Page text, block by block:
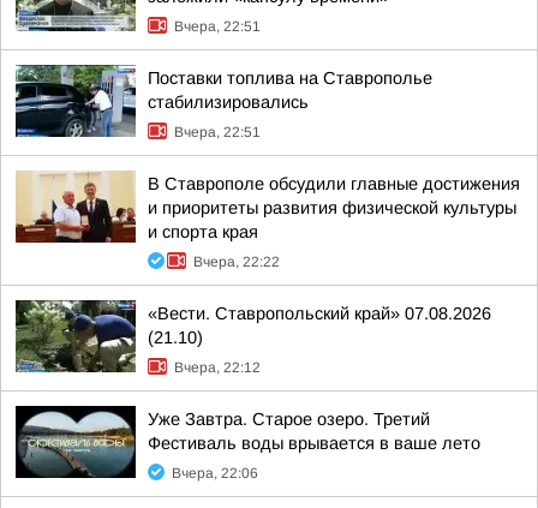
Вчера, 22:51
Поставки топлива на Ставрополье
стабилизировались
Вчера, 22:51
В Ставрополе обсудили главные достижения
и приоритеты развития физической культуры
и спорта края
Вчера, 22:22
«Вести. Ставропольский край» 07.08.2026
(21.10)
Вчера, 22:12
Уже Завтра. Старое озеро. Третий
Фестиваль воды врывается в ваше лето
Вчера, 22:06